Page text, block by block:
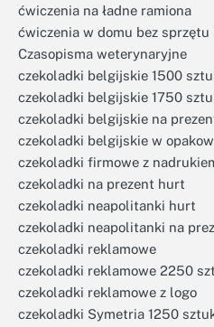
ćwiczenia na ładne ramiona
ćwiczenia w domu bez
Czasopisma weterynaryjne
czekoladki belgijskie 1500
czekoladki belgijskie 1750
czekoladki belgijskie na
czekoladki belgijskie w
czekoladki firmowe z
czekoladki na prezent hurt
czekoladki neapolitanki hurt
czekoladki neapolitanki na
czekoladki reklamowe
czekoladki reklamowe 2250
czekoladki reklamowe z logo
czekoladki Symetria 1250